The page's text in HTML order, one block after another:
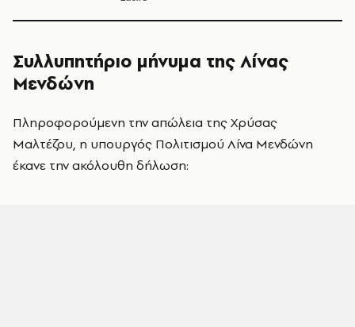
Συλλυπητήριο μήνυμα της Λίνας
Μενδώνη
Πληροφορούμενη την απώλεια της Χρύσας
Μαλτέζου, η υπουργός Πολιτισμού Λίνα Μενδώνη
έκανε την ακόλουθη δήλωση: